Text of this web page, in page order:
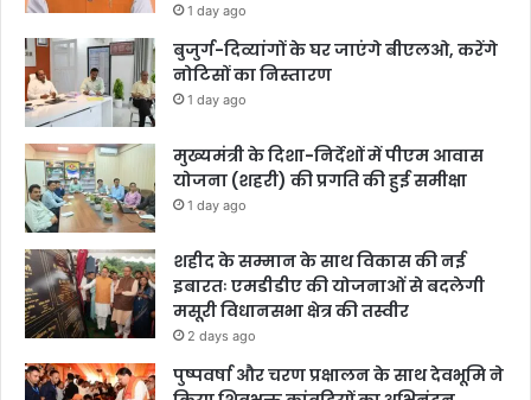
1 day ago
बुजुर्ग-दिव्यांगों के घर जाएंगे बीएलओ, करेंगे
नोटिसों का निस्तारण
1 day ago
मुख्यमंत्री के दिशा-निर्देशों में पीएम आवास
योजना (शहरी) की प्रगति की हुई समीक्षा
1 day ago
शहीद के सम्मान के साथ विकास की नई
इबारतः एमडीडीए की योजनाओं से बदलेगी
मसूरी विधानसभा क्षेत्र की तस्वीर
2 days ago
पुष्पवर्षा और चरण प्रक्षालन के साथ देवभूमि ने